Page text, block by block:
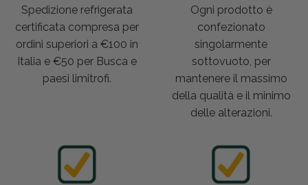
Spedizione refrigerata
certificata compresa per
ordini superiori a €100 in
Italia e €50 per Busca e
paesi limitrofi.
Ogni prodotto è
confezionato
singolarmente
sottovuoto, per
mantenere il massimo
della qualità e il minimo
delle alterazioni.